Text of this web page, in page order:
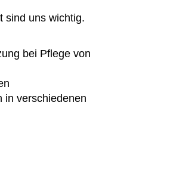
sind uns wichtig.
bei Pflege von
in verschiedenen